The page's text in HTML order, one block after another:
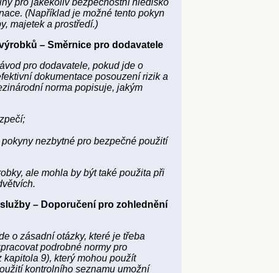
(Například je možné tento pokyn
majetek a prostředí.)
– Směrnice pro dodavatele
pro dodavatele, pokud jde o
dokumentace posouzení rizik a
norma popisuje, jakým
nezbytné pro bezpečné použití
ale mohla by být také použita při
– Doporučení pro zohlednění
o zásadní otázky, které je třeba
podrobné normy pro
9), který mohou použít
kontrolního seznamu umožní